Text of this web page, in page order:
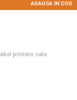
ADAUGA IN COS
label printers sato